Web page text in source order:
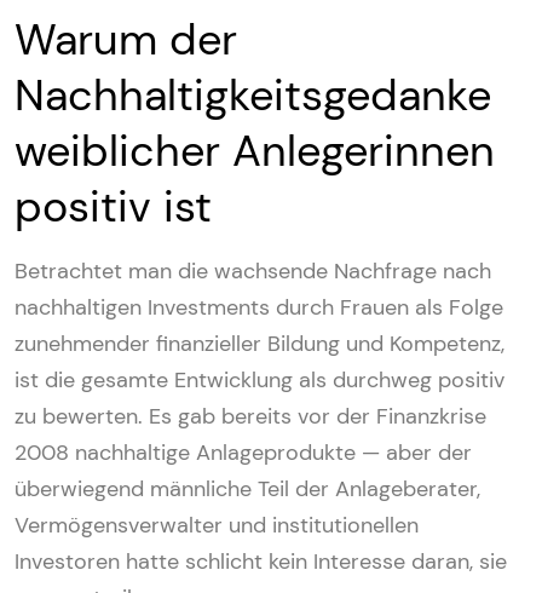
Warum der
Nachhaltigkeitsgedanke
weiblicher Anlegerinnen
positiv ist
Betrachtet man die wachsende Nachfrage nach
nachhaltigen Investments durch Frauen als Folge
zunehmender finanzieller Bildung und Kompetenz,
ist die gesamte Entwicklung als durchweg positiv
zu bewerten. Es gab bereits vor der Finanzkrise
2008 nachhaltige Anlageprodukte — aber der
überwiegend männliche Teil der Anlageberater,
Vermögensverwalter und institutionellen
Investoren hatte schlicht kein Interesse daran, sie